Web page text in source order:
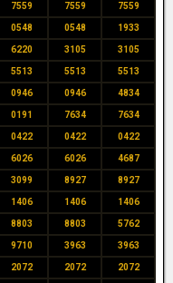
7559 7559 7559
0548 0548 1933
6220 3105 3105
5513 5513 5513
0946 0946 4834
0191 7634 7634
0422 0422 0422
6026 6026 4687
3099 8927 8927
1406 1406 1406
8803 8803 5762
9710 3963 3963
2072 2072 2072